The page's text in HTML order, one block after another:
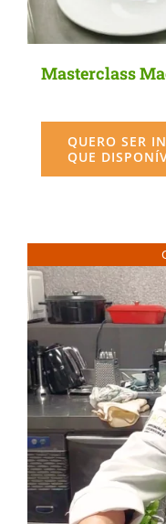
Masterclass
QUERO SER
QUE